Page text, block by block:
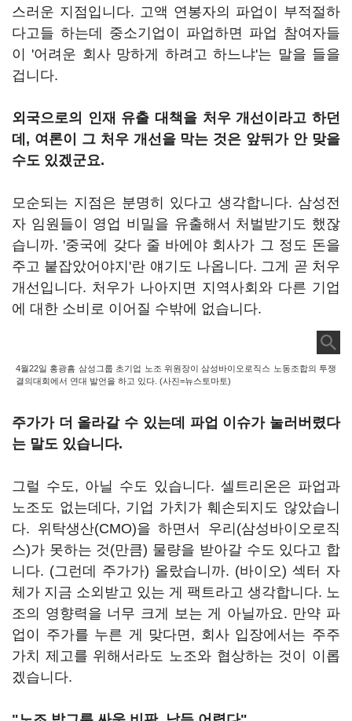
스러운 지점입니다. 고액 연봉자의 파업이 부적절하
다고들 하는데 중소기업이 파업하면 파업 참여자들
이 '어려운 회사 망하게 하려고 하느냐'는 말을 들을
겁니다.
외국으로의 인재 유출 대책을 처우 개선이라고 하던
데, 여론이 그 처우 개선을 막는 것은 앞뒤가 안 맞을
수도 있겠군요.
모순되는 지점은 분명히 있다고 생각합니다. 삼성전
자 임원들이 영업 비밀을 유출해서 처벌받기도 했잖
습니까. '중국에 갖다 줄 바에야 회사가 그 정도 돈을
주고 붙잡았어야지'란 얘기도 나옵니다. 그게 곧 처우
개선입니다. 처우가 나아지면 지역사회와 다른 기업
에 대한 소비로 이어질 수밖에 없습니다.
4월22일 홍광흠 삼성그룹 초기업 노조 위원장이 삼성바이오로직스 노동조합의 투쟁
결의대회에서 연대 발언을 하고 있다. (사진=뉴스토마토)
주가가 더 올라갈 수 있는데 파업 이슈가 눌러버렸다
는 말도 있습니다.
그럴 수도, 아닐 수도 있습니다. 셀트리온은 파업과
노조도 없는데다, 기업 가치가 훼손되지도 않았습니
다. 위탁생산(CMO)을 하면서 우리(삼성바이오로직
스)가 못하는 것(만큼) 물량을 받아갈 수도 있다고 합
니다. (그런데 주가가) 올랐습니까. (바이오) 섹터 자
체가 지금 소외받고 있는 게 팩트라고 생각합니다. 노
조의 영향력을 너무 크게 보는 게 아닐까요. 만약 파
업이 주가를 누른 게 맞다면, 회사 입장에서는 주주
가치 제고를 위해서라도 노조와 협상하는 것이 이롭
겠습니다.